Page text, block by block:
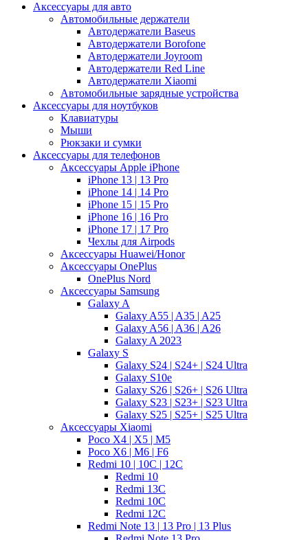
Аксессуары для авто
Автомобильные держатели
Автодержатели Baseus
Автодержатели Borofone
Автодержатели Joyroom
Автодержатели Red Line
Автодержатели Xiaomi
Автомобильные зарядные устройства
Аксессуары для ноутбуков
Клавиатуры
Мыши
Рюкзаки и сумки
Аксессуары для телефонов
Аксессуары Apple iPhone
iPhone 13 | 13 Pro
iPhone 14 | 14 Pro
iPhone 15 | 15 Pro
iPhone 16 | 16 Pro
iPhone 17 | 17 Pro
Чехлы для Airpods
Аксессуары Huawei/Honor
Аксессуары OnePlus
OnePlus Nord
Аксессуары Samsung
Galaxy A
Galaxy A55 | A35 | A25
Galaxy A56 | A36 | A26
Galaxy A 2023
Galaxy S
Galaxy S24 | S24+ | S24 Ultra
Galaxy S10e
Galaxy S26 | S26+ | S26 Ultra
Galaxy S23 | S23+ | S23 Ultra
Galaxy S25 | S25+ | S25 Ultra
Аксессуары Xiaomi
Poco X4 | X5 | M5
Poco X6 | M6 | F6
Redmi 10 | 10C | 12C
Redmi 10
Redmi 13C
Redmi 10C
Redmi 12C
Redmi Note 13 | 13 Pro | 13 Plus